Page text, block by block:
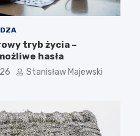
tryb życia –
hasła
Stanisław Majewski